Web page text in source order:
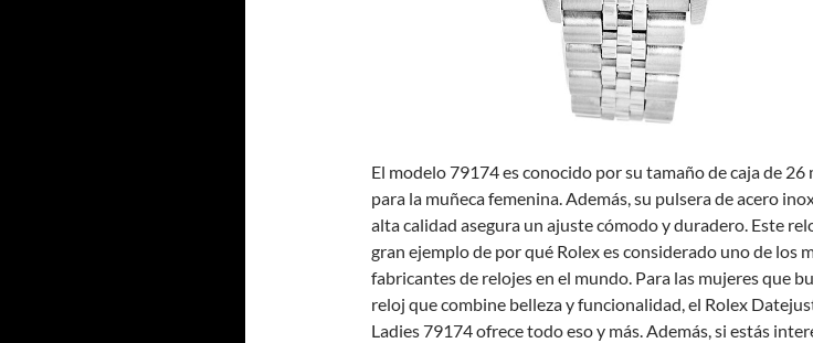
El modelo 79174 es conocido por su tamaño de caja de 26
para la muñeca femenina. Además, su pulsera de acero
alta calidad asegura un ajuste cómodo y duradero. Este
gran ejemplo de por qué Rolex es considerado uno de los
fabricantes de relojes en el mundo. Para las mujeres que
reloj que combine belleza y funcionalidad, el Rolex
Ladies 79174 ofrece todo eso y más. Además, si estás